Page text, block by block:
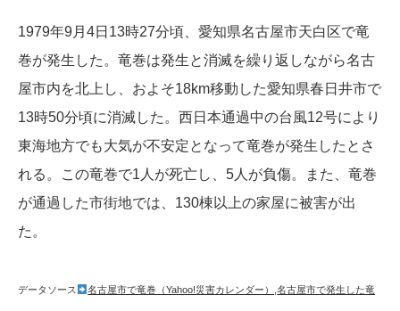
1979年9月4日13時27分頃、愛知県名古屋市天白区で竜
巻が発生した。竜巻は発生と消滅を繰り返しながら名古
屋市内を北上し、およそ18km移動した愛知県春日井市で
13時50分頃に消滅した。西日本通過中の台風12号により
東海地方でも大気が不安定となって竜巻が発生したとさ
れる。この竜巻で1人が死亡し、5人が負傷。また、竜巻
が通過した市街地では、130棟以上の家屋に被害が出
た。
データソース 名古屋市で竜巻（Yahoo!災害カレンダー） ,名古屋市で発生した竜